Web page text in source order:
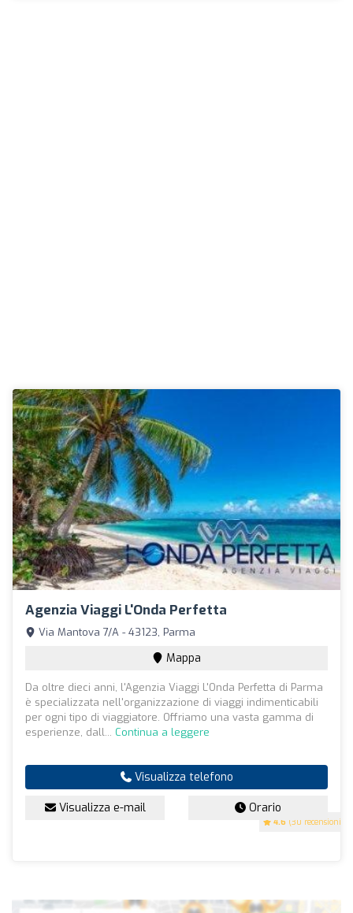
Agenzia Viaggi L'Onda Perfetta
4.6 (30 recensioni)
Via Mantova 7/A - 43123, Parma
Mappa
Da oltre dieci anni, l'Agenzia Viaggi L'Onda Perfetta di Parma
è specializzata nell'organizzazione di viaggi indimenticabili
per ogni tipo di viaggiatore. Offriamo una vasta gamma di
esperienze, dall... Continua a leggere
Visualizza telefono
Visualizza e-mail Orario